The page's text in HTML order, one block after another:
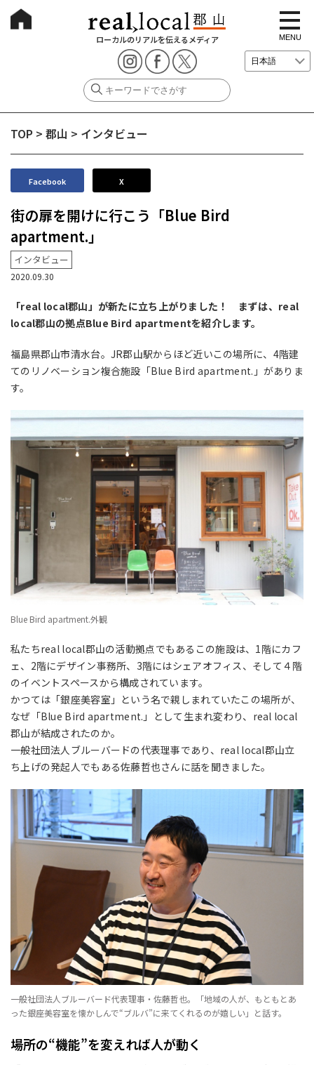
ローカルのリアルを伝えるメディア
t
o
g
g
e
i
i
MENU
TOP > 郡山 > インタビュー
Facebook X
街の扉を開けに行こう「Blue Bird
apartment.」
インタビュー
2020.09.30
「real local郡山」が新たに立ち上がりました！ まずは、real
local郡山の拠点Blue Bird apartmentを紹介します。
福島県郡山市清水台。JR郡山駅からほど近いこの場所に、4階建
てのリノベーション複合施設「Blue Bird apartment.」がありま
す。
Blue Bird apartment.外観
私たちreal local郡山の活動拠点でもあるこの施設は、1階にカフ
ェ、2階にデザイン事務所、3階にはシェアオフィス、そして４階
のイベントスペースから構成されています。
かつては「銀座美容室」という名で親しまれていたこの場所が、
なぜ「Blue Bird apartment.」として生まれ変わり、real local
郡山が結成されたのか。
一般社団法人ブルーバードの代表理事であり、real local郡山立
ち上げの発起人でもある佐藤哲也さんに話を聞きました。
一般社団法人ブルーバード代表理事・佐藤哲也。「地域の人が、もともとあ
った銀座美容室を懐かしんで“ブルバ”に来てくれるのが嬉しい」と話す。
場所の“機能”を変えれば人が動く